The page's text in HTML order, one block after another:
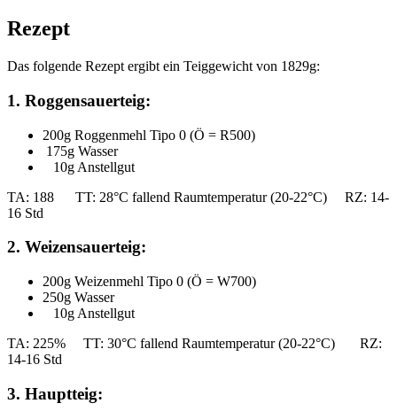
Rezept
Das folgende Rezept ergibt ein Teiggewicht von 1829g:
1. Roggensauerteig:
200g Roggenmehl Tipo 0 (Ö = R500)
175g Wasser
10g Anstellgut
TA: 188 TT: 28°C fallend Raumtemperatur (20-22°C) RZ: 14-
16 Std
2. Weizensauerteig:
200g Weizenmehl Tipo 0 (Ö = W700)
250g Wasser
10g Anstellgut
TA: 225% TT: 30°C fallend Raumtemperatur (20-22°C) RZ:
14-16 Std
3. Hauptteig: